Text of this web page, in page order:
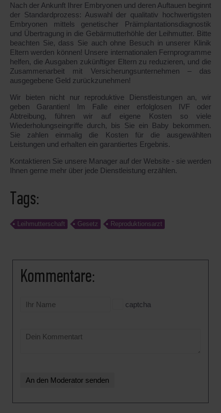
Nach der Ankunft Ihrer Embryonen und deren Auftauen beginnt
der Standardprozess: Auswahl der qualitativ hochwertigsten
Embryonen mittels genetischer Präimplantationsdiagnostik
und Übertragung in die Gebärmutterhöhle der Leihmutter. Bitte
beachten Sie, dass Sie auch ohne Besuch in unserer Klinik
Eltern werden können! Unsere internationalen Fernprogramme
helfen, die Ausgaben zukünftiger Eltern zu reduzieren, und die
Zusammenarbeit mit Versicherungsunternehmen – das
ausgegebene Geld zurückzunehmen!
Wir bieten nicht nur reproduktive Dienstleistungen an, wir
geben Garantien! Im Falle einer erfolglosen IVF oder
Abtreibung, führen wir auf eigene Kosten so viele
Wiederholungseingriffe durch, bis Sie ein Baby bekommen.
Sie zahlen einmalig die Kosten für die ausgewählten
Leistungen und erhalten ein garantiertes Ergebnis.
Kontaktieren Sie unsere Manager auf der Website - sie werden
Ihnen gerne mehr über jede Dienstleistung erzählen.
Tags:
Leihmutterschaft Gesetz Reproduktionsarzt
Kommentare:
captcha